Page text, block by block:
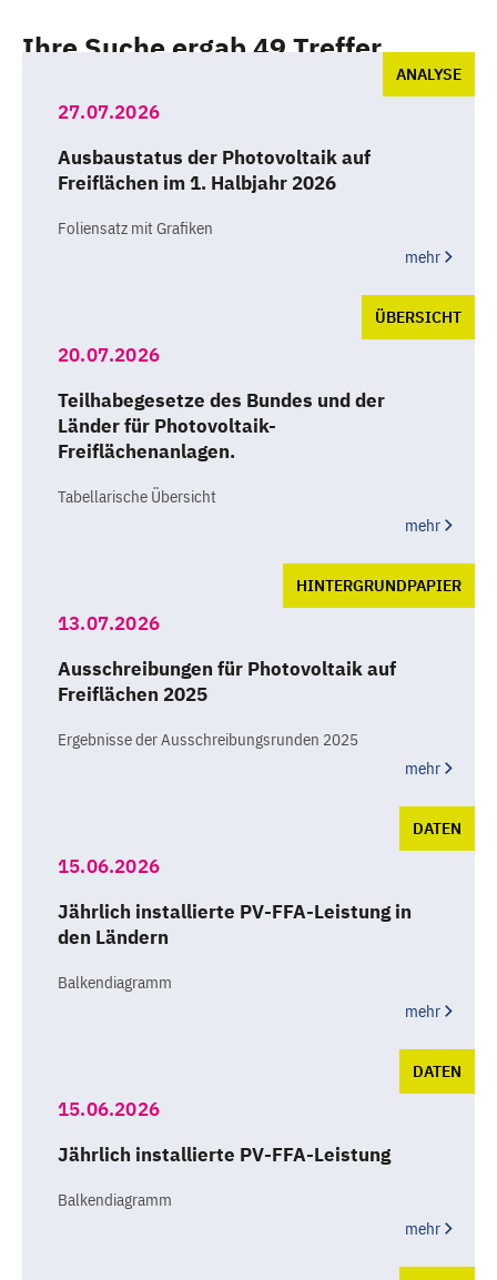
Ihre Suche ergab 49 Treffer
ANALYSE
27.07.2026
Ausbaustatus der Photovoltaik auf
Freiflächen im 1. Halbjahr 2026
Foliensatz mit Grafiken
mehr
ÜBERSICHT
20.07.2026
Teilhabegesetze des Bundes und der
Länder für Photovoltaik-
Freiflächenanlagen.
Tabellarische Übersicht
mehr
HINTERGRUNDPAPIER
13.07.2026
Ausschreibungen für Photovoltaik auf
Freiflächen 2025
Ergebnisse der Ausschreibungsrunden 2025
mehr
DATEN
15.06.2026
Jährlich installierte PV-FFA-Leistung in
den Ländern
Balkendiagramm
mehr
DATEN
15.06.2026
Jährlich installierte PV-FFA-Leistung
Balkendiagramm
mehr